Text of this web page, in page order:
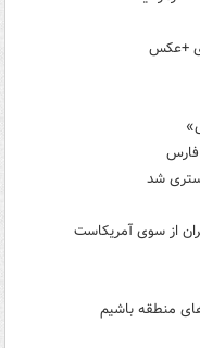
+عکس
شد
از سوی آمریکاست
منطقه باشیم